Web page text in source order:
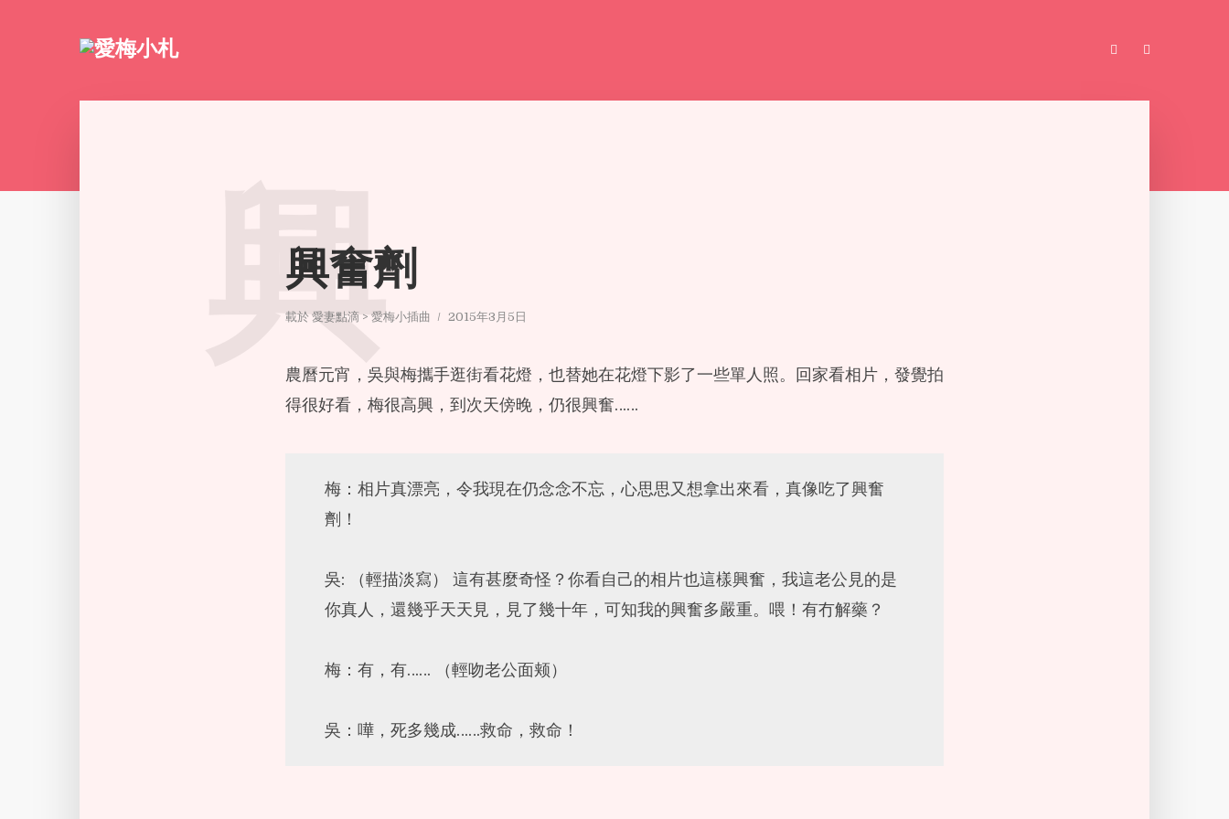
興奮劑
載於 愛妻點滴 > 愛梅小插曲 2015年3月5日
興
農曆元宵，吳與梅攜手逛街看花燈，也替她在花燈下影了一些單人照。回家看相片，發覺拍
得很好看，梅很高興，到次天傍晚，仍很興奮……
梅：相片真漂亮，令我現在仍念念不忘，心思思又想拿出來看，真像吃了興奮
劑！
吳: （輕描淡寫） 這有甚麼奇怪？你看自己的相片也這樣興奮，我這老公見的是
你真人，還幾乎天天見，見了幾十年，可知我的興奮多嚴重。喂！有冇解藥？
梅：有，有…… （輕吻老公面颊）
吳：嘩，死多幾成……救命，救命！